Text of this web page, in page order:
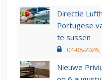
Directie
Portugese
te sussen
04-08-2026,
Nieuwe